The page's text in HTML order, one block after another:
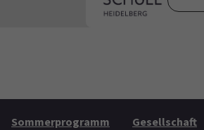
Sommerprogramm Gesellschaft